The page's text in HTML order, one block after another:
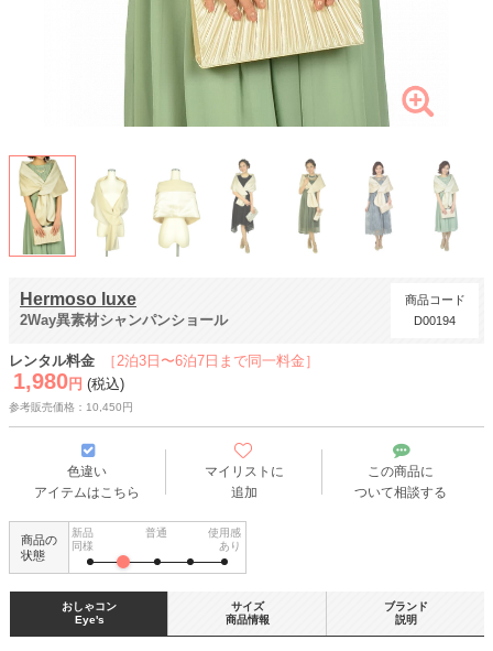
Hermoso luxe
2Way異素材シャンパンショール
商品コード
D00194
［2泊3日〜6泊7日まで同一料金］
レンタル料金
1,980 円 (税込)
参考販売価格：10,450円
色違い
アイテムはこちら
マイリストに
追加
この商品に
ついて相談する
商品の
状態
新品
同様
普通
使用感
あり
おしゃコン
Eye's
サイズ
商品情報
ブランド
説明